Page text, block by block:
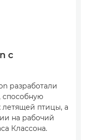
с
разработали
способную
летящей птицы, а
на рабочий
Классона.